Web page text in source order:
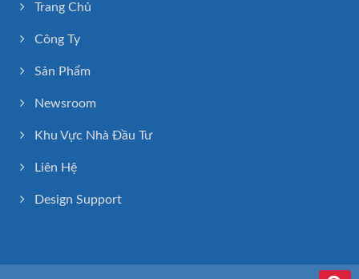
Trang Chủ
Công Ty
Sản Phẩm
Newsroom
Khu Vực Nhà Đầu Tư
Liên Hệ
Design Support